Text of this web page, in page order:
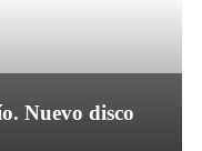
Nuevo disco